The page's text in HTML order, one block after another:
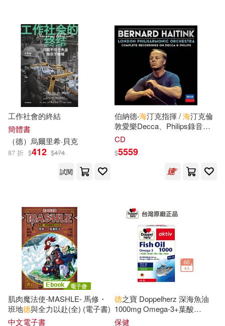
中國海事服務中心(13)
五十嵐大介(13)
天下霸唱(13) 奧飛娛樂(13)
安若水(13) 宗喀巴大師(13)
崔鍾雷（主編）(13)
日常老和尚(13)
日月ニチカ(13) 昭文社(13)
李傑(13)
王以錦(13) 王文華(13)
北京科學技術出版社(72)
晨星(72)
Ingram(71)
中央編譯出版社(71)
鳳凰出版社(69)
國立海洋生物博物館(68)
最高人民法院出版社(68)
東方出版社(68)
工作社會的終結
簡體書
（德）烏爾里希·貝克
87 折 $412 $474
試閱
伯納德‧海汀克指揮 /海汀克倫
敦愛樂Decca、Philips錄音大
全輯
CD
$5559
肌肉魔法使-MASHLE- 馬修・
班地德與全力以赴(全) (電子書)
中文電子書
德之寶 Doppelherz 深海魚油
1000mg Omega-3+葉酸
+B1+B6+B12(60粒X4盒)
保健